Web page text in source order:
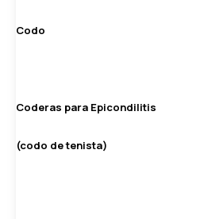
Codo
Coderas para Epicondilitis
(codo de tenista)